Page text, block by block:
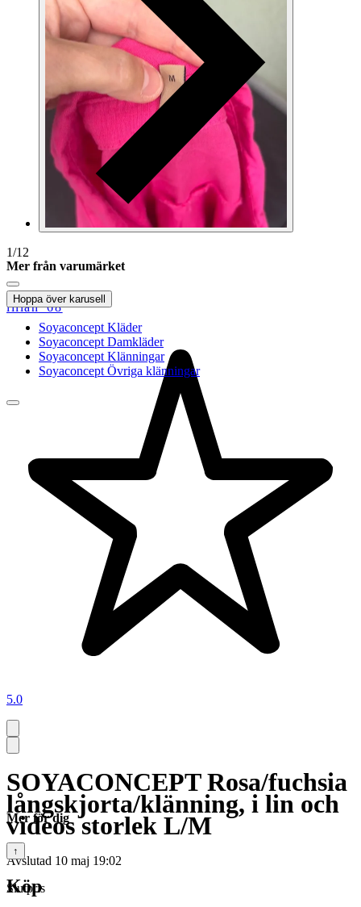
1/12
lillan_68
5.0
SOYACONCEPT Rosa/fuchsia
långskjorta/klänning, i lin och
videos storlek L/M
Avslutad 10 maj 19:02
Slutpris
Mer från varumärket
Hoppa över karusell
Soyaconcept Kläder
Soyaconcept Damkläder
Soyaconcept Klänningar
Soyaconcept Övriga klänningar
Mer för dig
↑
Köp